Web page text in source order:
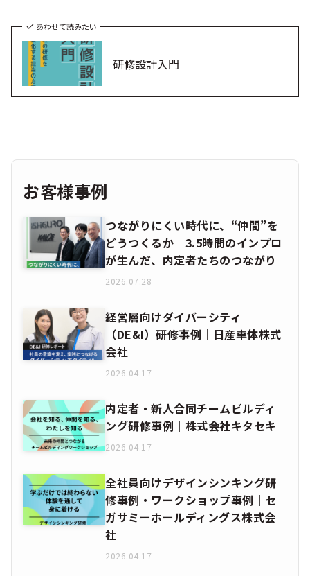
あわせて読みたい
研修設計入門
お客様事例
つながりにくい時代に、“仲間”を
どうつくるか 3.5時間のインプロ
が生んだ、内定者たちのつながり
2026.07.28
経営層向けダイバーシティ
（DE&I）研修事例｜日産車体株式
会社
2026.04.17
内定者・新人合同チームビルディ
ング研修事例｜株式会社キタセキ
2026.04.17
全社員向けデザインシンキング研
修事例・ワークショップ事例｜セ
ガサミーホールディングス株式会
社
2026.04.17